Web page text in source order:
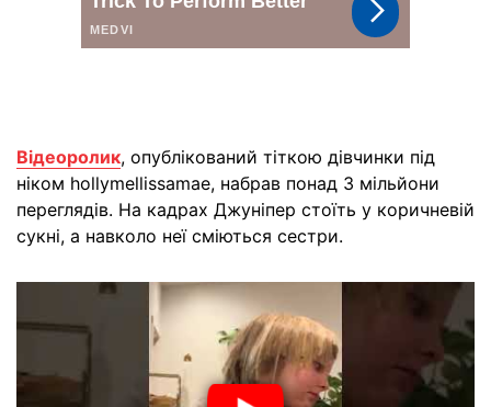
Відеоролик, опублікований тіткою дівчинки під
ніком hollymellissamae, набрав понад 3 мільйони
переглядів. На кадрах Джуніпер стоїть у коричневій
сукні, а навколо неї сміються сестри.